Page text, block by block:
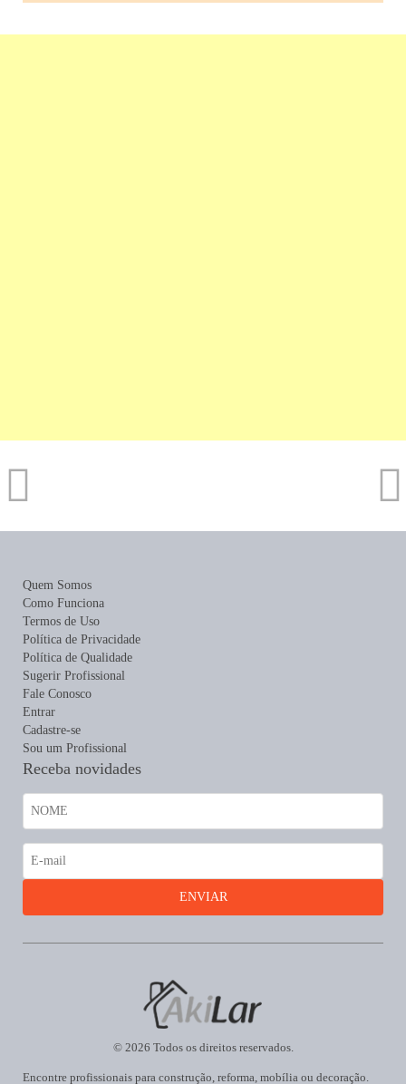
Quem Somos
Como Funciona
Termos de Uso
Política de Privacidade
Política de Qualidade
Sugerir Profissional
Fale Conosco
Entrar
Cadastre-se
Sou um Profissional
Receba novidades
Encontre profissionais para construção, reforma, mobília ou decoração.
© 2026 Todos os direitos reservados.